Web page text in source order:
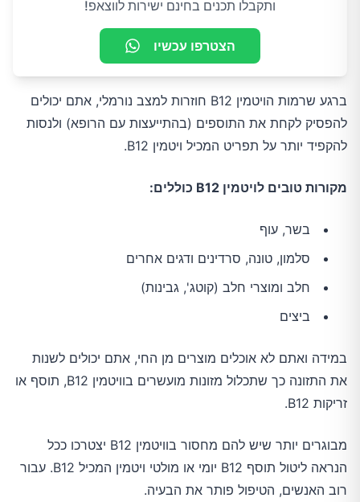
ותקבלו תכנים בחינם ישירות לווצאפ!
הצטרפו עכשיו
ברגע שרמות הויטמין B12 חוזרות למצב נורמלי, אתם יכולים
להפסיק לקחת את התוספים (בהתייעצות עם הרופא) ולנסות
להקפיד יותר על תפריט המכיל ויטמין B12.
מקורות טובים לויטמין B12 כוללים:
בשר, עוף
סלמון, טונה, סרדינים ודגים אחרים
חלב ומוצרי חלב (קוטג', גבינות)
ביצים
במידה ואתם לא אוכלים מוצרים מן החי, אתם יכולים לשנות
את התזונה כך שתכלול מזונות מועשרים בוויטמין B12, תוסף או
זריקות B12.
מבוגרים יותר שיש להם מחסור בוויטמין B12 יצטרכו ככל
הנראה ליטול תוסף B12 יומי או מולטי ויטמין המכיל B12. עבור
רוב האנשים, הטיפול פותר את הבעיה.